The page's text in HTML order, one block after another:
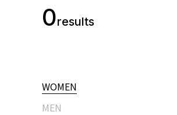
0results
WOMEN
MEN